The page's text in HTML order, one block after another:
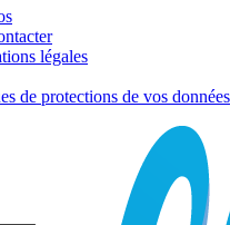
légales
de protections de vos données